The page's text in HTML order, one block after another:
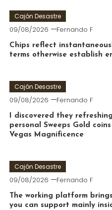
Cajón Desastre
09/08/2026 Fernando F
Chips reflect
terms otherwise establish
Cajón Desastre
09/08/2026 Fernando F
I discovered they
personal Sweeps Gold
Vegas Magnificence
Cajón Desastre
09/08/2026 Fernando F
The working platform
you can support mainly